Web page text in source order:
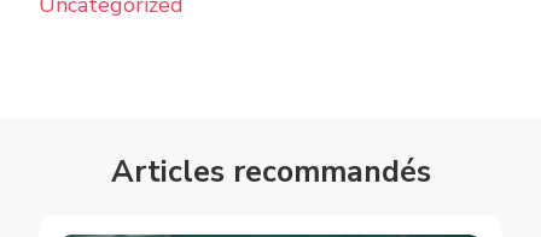
Articles recommandés